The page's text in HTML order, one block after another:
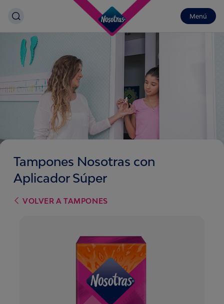
Menú
Tampones Nosotras con
Aplicador Súper
VOLVER ATAMPONES